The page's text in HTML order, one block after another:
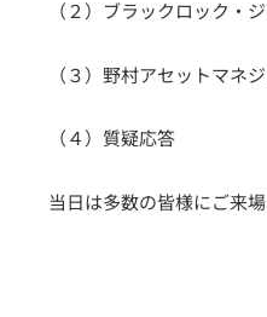
（２）ブラックロック
（３）野村アセットマ
（４）質疑応答
当日は多数の皆様にご来